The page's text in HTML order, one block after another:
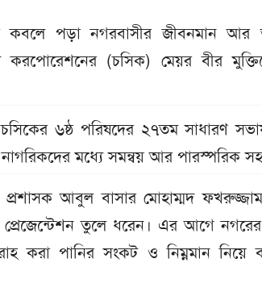
কবলে পড়া নগরবাসীর জীবনমান আর
করপোরেশনের (চসিক) মেয়র বীর
৬ষ্ঠ পরিষদের ২৭তম সাধারণ
নাগরিকদের মধ্যে সমন্বয় আর পারস্পরিক
প্রশাসক আবুল বাসার মোহাম্মদ
প্রেজেন্টেশন তুলে ধরেন। এর আগে নগরের
করা পানির সংকট ও নিম্নমান